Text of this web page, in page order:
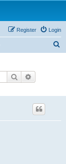
Login
Register
Search